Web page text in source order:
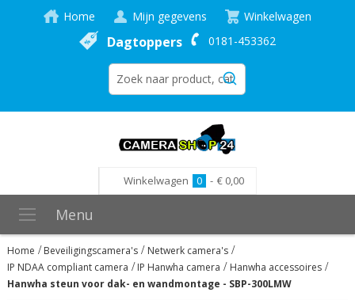
Home Mijn gegevens Winkelwagen
Dagtoppers 0181-453362
Winkelwagen 0 - € 0,00
Menu
Home Beveiligingscamera's
Netwerk camera's
IP NDAA compliant camera
IP Hanwha camera
Hanwha accessoires
Hanwha steun voor dak- en wandmontage - SBP-300LMW